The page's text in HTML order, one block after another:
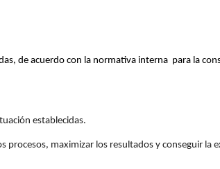
de acuerdo con la normativa interna para la
establecidas.
maximizar los resultados y conseguir la